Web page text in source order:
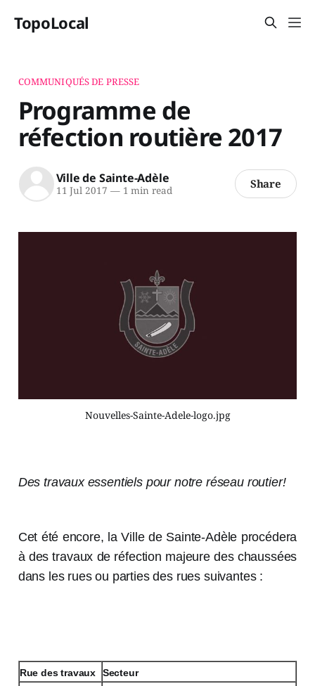
TopoLocal
COMMUNIQUÉS DE PRESSE
Programme de
réfection routière 2017
Ville de Sainte-Adèle
11 Jul 2017 —1 min read Share
Nouvelles-Sainte-Adele-logo.jpg
Des travaux essentiels pour notre réseau routier!
Cet été encore, la Ville de Sainte-Adèle procédera
à des travaux de réfection majeure des chaussées
dans les rues ou parties des rues suivantes :
Rue des travaux
Secteur